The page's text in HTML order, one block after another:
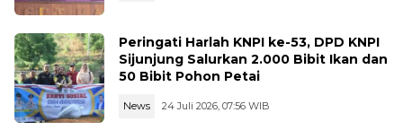
Peringati Harlah KNPI ke-53, DPD KNPI
Sijunjung Salurkan 2.000 Bibit Ikan dan
50 Bibit Pohon Petai
News 24 Juli 2026, 07:56 WIB